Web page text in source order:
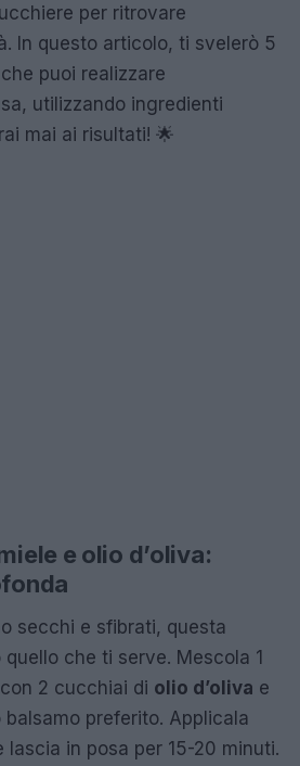
per ritrovare
In questo articolo, ti svelerò 5
puoi realizzare
utilizzando ingredienti
mai ai risultati! 🌟
e olio d’oliva:
secchi e sfibrati, questa
che ti serve. Mescola 1
con 2 cucchiai di olio d’oliva e
preferito. Applicala
in posa per 15-20 minuti.